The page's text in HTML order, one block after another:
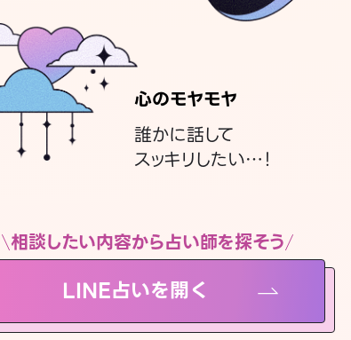
心のモヤモヤ
誰かに話して
スッキリしたい…！
相談したい内容から占い師を探そう
LINE占いを開く